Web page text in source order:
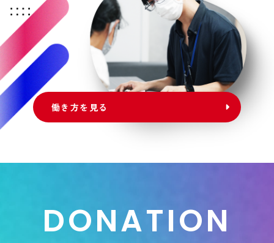
働き方を見る
DONATION